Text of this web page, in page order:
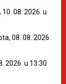
08. 2026. u
08. 08. 2026.
2026. u 13:30